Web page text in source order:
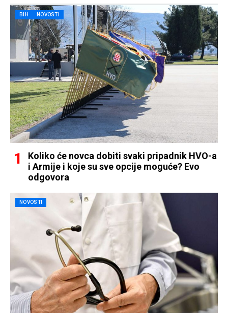
BIH NOVOSTI
Koliko će novca dobiti svaki pripadnik HVO-a
i Armije i koje su sve opcije moguće? Evo
odgovora
NOVOSTI